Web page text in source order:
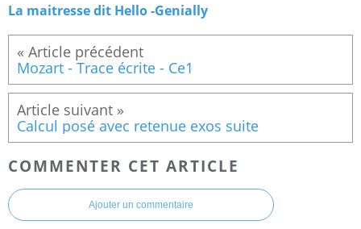
La maitresse dit Hello -Genially
Mozart - Trace écrite - Ce1
Calcul posé avec retenue exos suite
COMMENTER CET ARTICLE
Ajouter un commentaire